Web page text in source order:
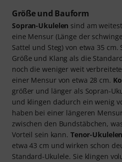
Größe und Bauform
Sopran-Ukulelen sind am
eine Mensur (Länge der
Sattel und Steg) von etwa 35 cm.
Größe und Klang als die
noch die weniger weit
einer Mensur von etwa 28 cm.
größer und länger als Sopran-
und klingen dadurch ein wenig
haben bei einer längeren
zwischen den Bundstäbchen,
Vorteil sein kann. Tenor-Ukulelen
etwa 43 cm und wirken schon
Standard-Ukulele. Sie klingen